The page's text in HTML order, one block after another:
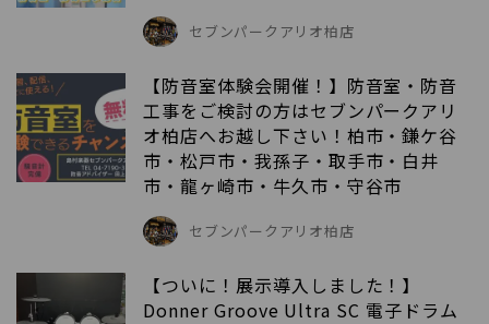
セブンパークアリオ柏店
【防音室体験会開催！】防音室・防音
工事をご検討の方はセブンパークアリ
オ柏店へお越し下さい！柏市・鎌ケ谷
市・松戸市・我孫子・取手市・白井
市・龍ヶ崎市・牛久市・守谷市
セブンパークアリオ柏店
【ついに！展示導入しました！】
Donner Groove Ultra SC 電子ドラム